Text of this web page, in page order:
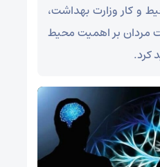
و کار وزارت بهداشت،
مردان بر اهمیت محیط
کرد.